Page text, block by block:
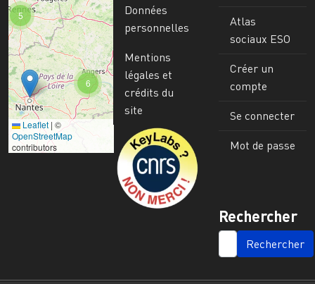
6
5
Leaflet | ©
OpenStreetMap
contributors
Données
personnelles
Mentions
légales et
crédits du
site
Image
Atlas
sociaux ESO
Créer un
compte
Se connecter
Mot de passe
Rechercher
SEARCH